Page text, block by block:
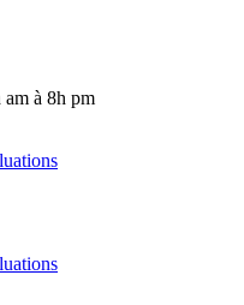
à 8h pm